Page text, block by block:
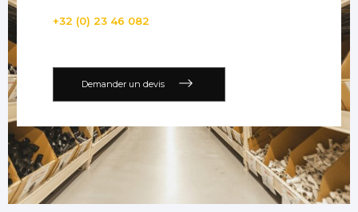
+32 (0) 23 46 082
Demander un devis